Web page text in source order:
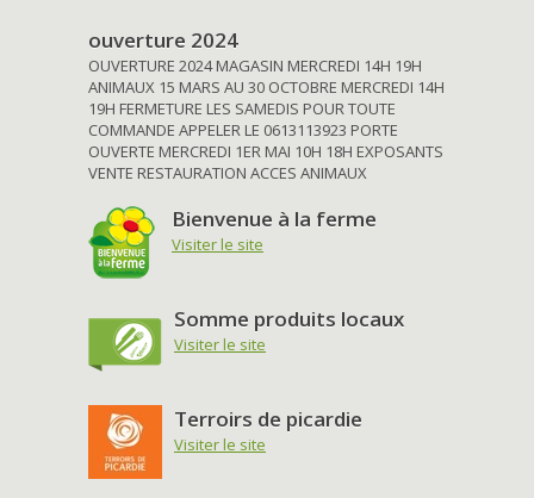
ouverture 2024
OUVERTURE 2024 MAGASIN MERCREDI 14H 19H
ANIMAUX 15 MARS AU 30 OCTOBRE MERCREDI 14H
19H FERMETURE LES SAMEDIS POUR TOUTE
COMMANDE APPELER LE 0613113923 PORTE
OUVERTE MERCREDI 1ER MAI 10H 18H EXPOSANTS
VENTE RESTAURATION ACCES ANIMAUX
Bienvenue à la ferme
Visiter le site
Somme produits locaux
Visiter le site
Terroirs de picardie
Visiter le site